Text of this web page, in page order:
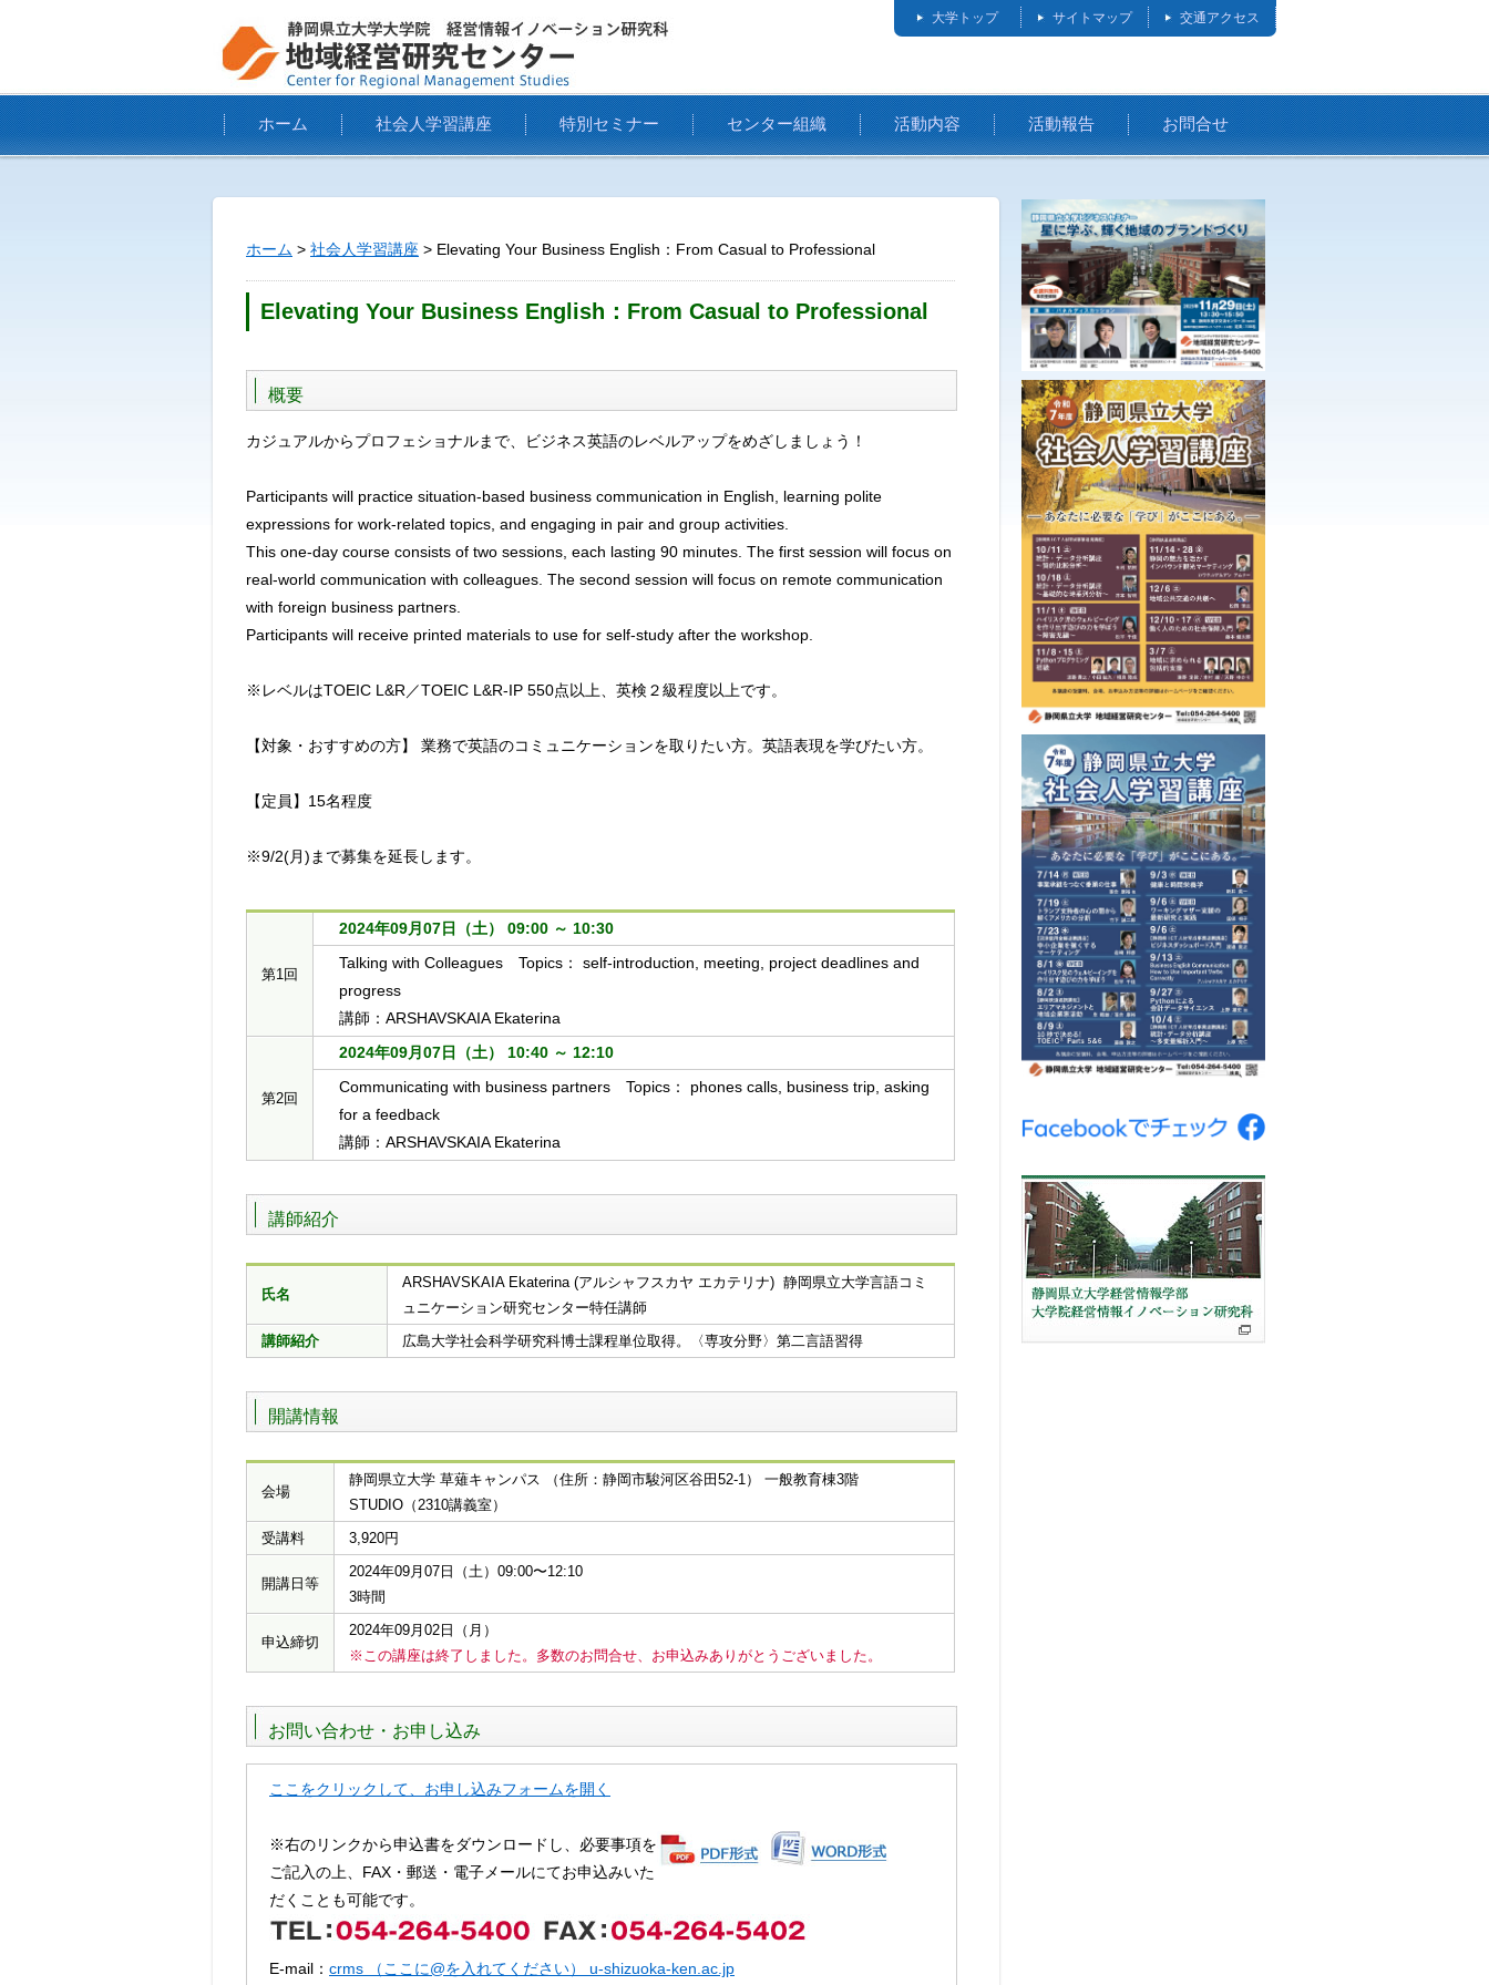
大学トップ サイトマップ 交通アクセス
ホーム 社会人学習講座 特別セミナー センター組織 活動内容 活動報告 お問合せ
ホーム > 社会人学習講座 > Elevating Your Business English：From Casual to Professional
Elevating Your Business English：From Casual to Professional
概要
カジュアルからプロフェショナルまで、ビジネス英語のレベルアップをめざしましょう！
Participants will practice situation-based business communication in English, learning polite
expressions for work-related topics, and engaging in pair and group activities.
This one-day course consists of two sessions, each lasting 90 minutes. The first session will focus on
real-world communication with colleagues. The second session will focus on remote communication
with foreign business partners.
Participants will receive printed materials to use for self-study after the workshop.
※レベルはTOEIC L&R／TOEIC L&R-IP 550点以上、英検２級程度以上です。
【対象・おすすめの方】 業務で英語のコミュニケーションを取りたい方。英語表現を学びたい方。
【定員】15名程度
※9/2(月)まで募集を延長します。
第1回
2024年09月07日（土） 09:00 ～ 10:30
Talking with Colleagues Topics： self-introduction, meeting, project deadlines and
progress
講師：ARSHAVSKAIA Ekaterina
第2回
2024年09月07日（土） 10:40 ～ 12:10
Communicating with business partners Topics： phones calls, business trip, asking
for a feedback
講師：ARSHAVSKAIA Ekaterina
講師紹介
氏名
ARSHAVSKAIA Ekaterina (アルシャフスカヤ エカテリナ) 静岡県立大学言語コミ
ュニケーション研究センター特任講師
講師紹介
広島大学社会科学研究科博士課程単位取得。〈専攻分野〉第二言語習得
開講情報
会場
静岡県立大学 草薙キャンパス （住所：静岡市駿河区谷田52-1） 一般教育棟3階
STUDIO（2310講義室）
受講料
3,920円
開講日等
2024年09月07日（土）09:00〜12:10
3時間
申込締切
2024年09月02日（月）
※この講座は終了しました。多数のお問合せ、お申込みありがとうございました。
お問い合わせ・お申し込み
ここをクリックして、お申し込みフォームを開く
※右のリンクから申込書をダウンロードし、必要事項を
ご記入の上、FAX・郵送・電子メールにてお申込みいた
だくことも可能です。
E-mail： crms （ここに@を入れてください） u-shizuoka-ken.ac.jp